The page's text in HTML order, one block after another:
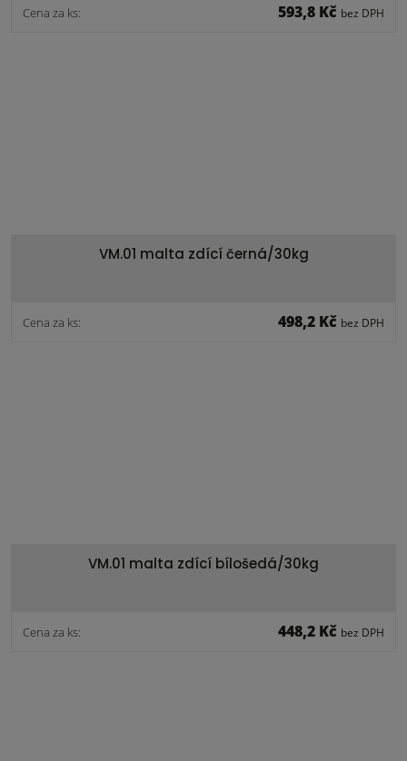
Cena za ks: 593,8 Kč bez DPH
VM.01 malta zdící černá/30kg
Cena za ks: 498,2 Kč bez DPH
VM.01 malta zdící bílošedá/30kg
Cena za ks: 448,2 Kč bez DPH